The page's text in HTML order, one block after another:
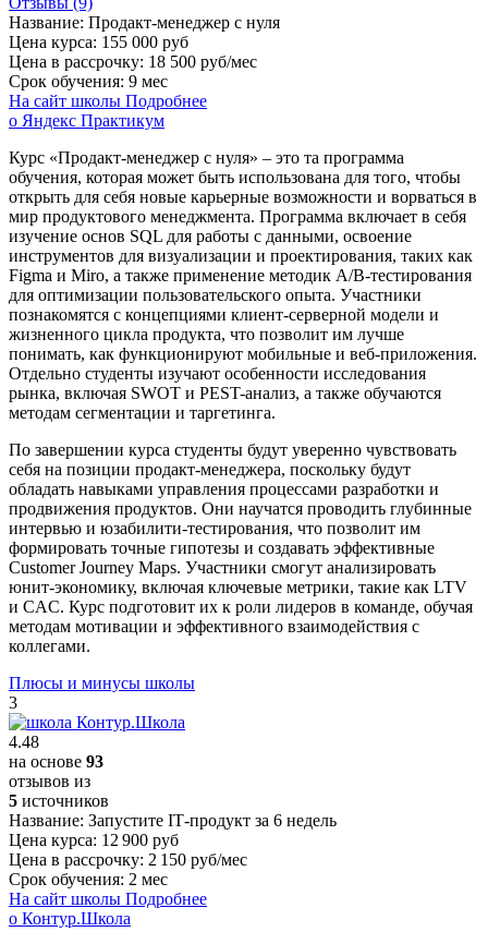
Название: Продакт-менеджер с нуля
Цена курса: 155 000 руб
Цена в рассрочку: 18 500 руб/мес
Срок обучения: 9 мес
На сайт школы Подробнее
о Яндекс Практикум
Курс «Продакт-менеджер с нуля» – это та программа
обучения, которая может быть использована для того, чтобы
открыть для себя новые карьерные возможности и ворваться в
мир продуктового менеджмента. Программа включает в себя
изучение основ SQL для работы с данными, освоение
инструментов для визуализации и проектирования, таких как
Figma и Miro, а также применение методик A/B-тестирования
для оптимизации пользовательского опыта. Участники
познакомятся с концепциями клиент-серверной модели и
жизненного цикла продукта, что позволит им лучше
понимать, как функционируют мобильные и веб-приложения.
Отдельно студенты изучают особенности исследования
рынка, включая SWOT и PEST-анализ, а также обучаются
методам сегментации и таргетинга.
По завершении курса студенты будут уверенно чувствовать
себя на позиции продакт-менеджера, поскольку будут
обладать навыками управления процессами разработки и
продвижения продуктов. Они научатся проводить глубинные
интервью и юзабилити-тестирования, что позволит им
формировать точные гипотезы и создавать эффективные
Customer Journey Maps. Участники смогут анализировать
юнит-экономику, включая ключевые метрики, такие как LTV
и CAC. Курс подготовит их к роли лидеров в команде, обучая
методам мотивации и эффективного взаимодействия с
коллегами.
Плюсы и минусы школы
3
4.48
на основе 93
отзывов из
5 источников
Название: Запустите IT‑продукт за 6 недель
Цена курса: 12 900 руб
Цена в рассрочку: 2 150 руб/мес
Срок обучения: 2 мес
На сайт школы Подробнее
о Контур.Школа